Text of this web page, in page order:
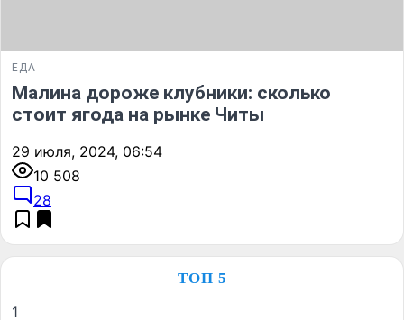
ЕДА
Малина дороже клубники: сколько
стоит ягода на рынке Читы
29 июля, 2024, 06:54
10 508
28
ТОП 5
1